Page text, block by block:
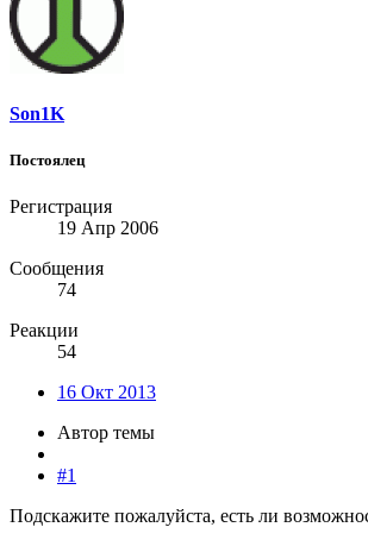
Son1K
Постоялец
Регистрация
19 Апр 2006
Сообщения
74
Реакции
54
16 Окт 2013
Автор темы
#1
Подскажите пожалуйста, есть ли